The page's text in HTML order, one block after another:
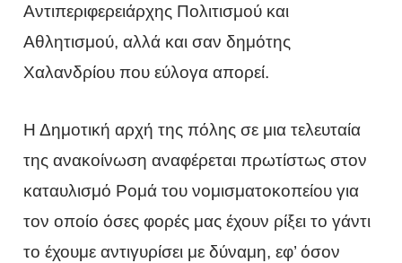
Αντιπεριφερειάρχης Πολιτισμού και
Αθλητισμού, αλλά και σαν δημότης
Χαλανδρίου που εύλογα απορεί.
Η Δημοτική αρχή της πόλης σε μια τελευταία
της ανακοίνωση αναφέρεται πρωτίστως στον
καταυλισμό Ρομά του νομισματοκοπείου για
τον οποίο όσες φορές μας έχουν ρίξει το γάντι
το έχουμε αντιγυρίσει με δύναμη, εφ’ όσον